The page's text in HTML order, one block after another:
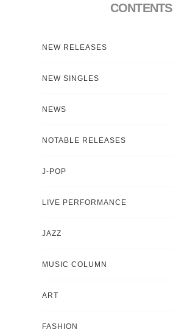
CONTENTS
NEW RELEASES
NEW SINGLES
NEWS
NOTABLE RELEASES
J-POP
LIVE PERFORMANCE
JAZZ
MUSIC COLUMN
ART
FASHION